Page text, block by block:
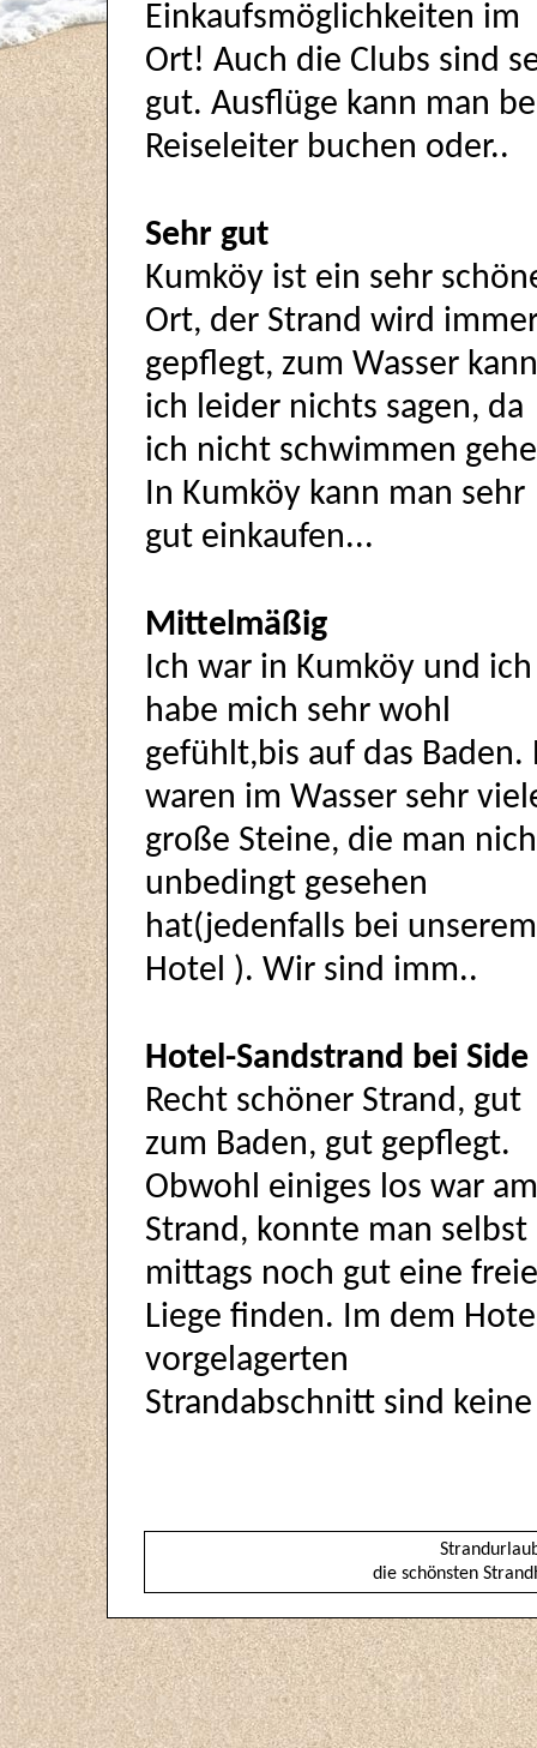
Einkaufsmöglichkeiten im
Ort! Auch die Clubs sind
gut. Ausflüge kann man
Reiseleiter buchen oder..
Sehr gut
Kumköy ist ein sehr
Ort, der Strand wird
gepflegt, zum Wasser kann
ich leider nichts sagen, da
ich nicht schwimmen
In Kumköy kann man sehr
gut einkaufen...
Mittelmäßig
Ich war in Kumköy und ich
habe mich sehr wohl
gefühlt,bis auf das Baden.
waren im Wasser sehr
große Steine, die man
unbedingt gesehen
hat(jedenfalls bei unserem
Hotel ). Wir sind imm..
Hotel-Sandstrand bei Side
Recht schöner Strand, gut
zum Baden, gut gepflegt.
Obwohl einiges los war am
Strand, konnte man selbst
mittags noch gut eine freie
Liege finden. Im dem
vorgelagerten
Strandabschnitt sind
die schönsten